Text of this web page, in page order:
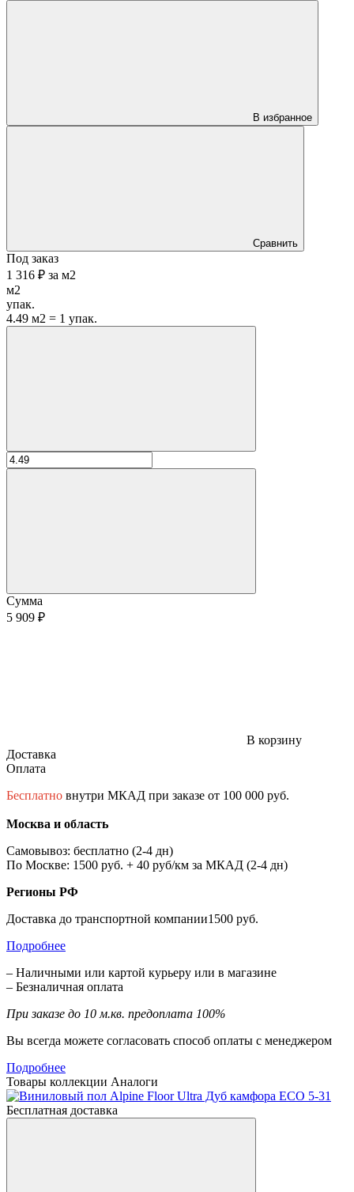
В избранное
Сравнить
Под заказ
1 316 ₽ за м2
м2
упак.
4.49 м2 = 1 упак.
Сумма
5 909 ₽
В корзину
Доставка
Оплата
Бесплатно внутри МКАД при заказе от 100 000 руб.
Москва и область
Самовывоз: бесплатно (2-4 дн)
По Москве: 1500 руб. + 40 руб/км за МКАД (2-4 дн)
Регионы РФ
Доставка до транспортной компании1500 руб.
Подробнее
– Наличными или картой курьеру или в магазине
– Безналичная оплата
При заказе до 10 м.кв. предоплата 100%
Вы всегда можете согласовать способ оплаты с менеджером
Подробнее
Товары коллекции Аналоги
Бесплатная доставка